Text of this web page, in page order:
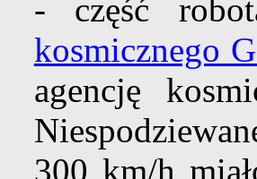
- część
kosmicznego
agencję
300 km/h